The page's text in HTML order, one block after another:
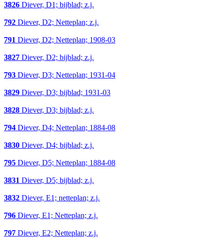
3826 Diever, D1; bijblad; z.j.
792 Diever, D2; Netteplan; z.j.
791 Diever, D2; Netteplan; 1908-03
3827 Diever, D2; bijblad; z.j.
793 Diever, D3; Netteplan; 1931-04
3829 Diever, D3; bijblad; 1931-03
3828 Diever, D3; bijblad; z.j.
794 Diever, D4; Netteplan; 1884-08
3830 Diever, D4; bijblad; z.j.
795 Diever, D5; Netteplan; 1884-08
3831 Diever, D5; bijblad; z.j.
3832 Diever, E1; netteplan; z.j.
796 Diever, E1; Netteplan; z.j.
797 Diever, E2; Netteplan; z.j.